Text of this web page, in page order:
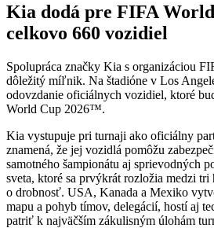
Kia dodá pre FIFA
celkovo 660 vozidiel
Spolupráca značky Kia s organizáciou
dôležitý míľnik. Na štadióne v Los
odovzdanie oficiálnych vozidiel, ktoré
World Cup 2026™.
Kia vystupuje pri turnaji ako oficiálny
znamená, že jej vozidlá pomôžu
samotného šampionátu aj sprievodných
sveta, ktoré sa prvýkrát rozložia medzi
o drobnosť. USA, Kanada a Mexiko
mapu a pohyb tímov, delegácií, hostí aj
patriť k najväčším zákulisným úlohám